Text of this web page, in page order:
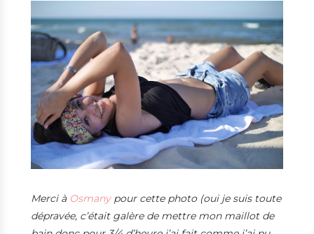
Merci à Osmanypour cette photo (oui je suis toute
dépravée, c’était galère de mettre mon maillot de